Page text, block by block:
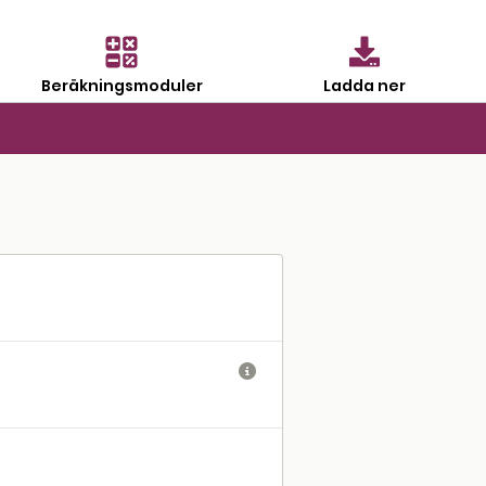
Beräkningsmoduler Ladda ner
